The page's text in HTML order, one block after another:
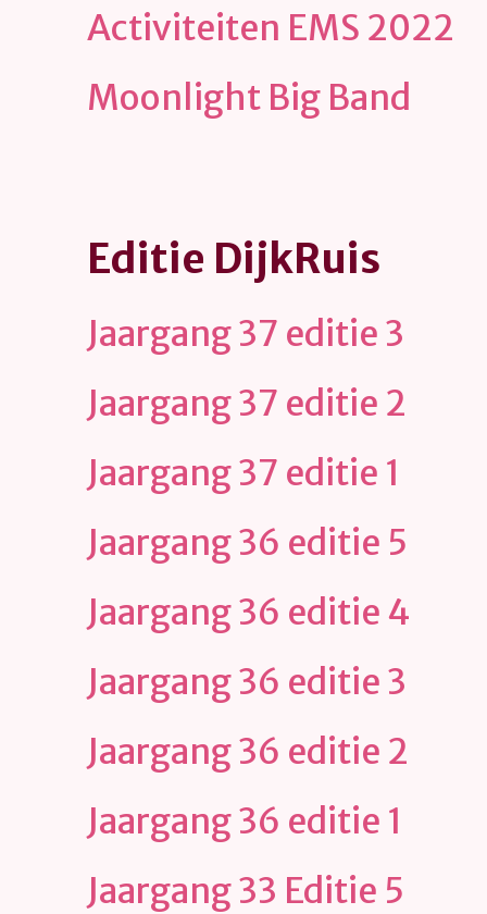
Activiteiten EMS 2022
Moonlight Big Band
Editie DijkRuis
Jaargang 37 editie 3
Jaargang 37 editie 2
Jaargang 37 editie 1
Jaargang 36 editie 5
Jaargang 36 editie 4
Jaargang 36 editie 3
Jaargang 36 editie 2
Jaargang 36 editie 1
Jaargang 33 Editie 5